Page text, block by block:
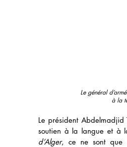
Le général
à la
Le président
soutien à la langue et à
d’Alger, ce ne sont que